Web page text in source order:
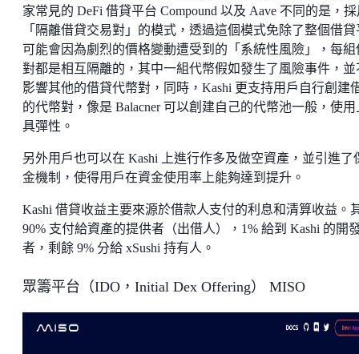
家常見的 DeFi 借貸平台 Compound 以及 Aave 不同的是，
「隔離借貸交易對」的模式，透過這個模式免除了整個借貸
可能會因為劇烈的價格變動遭受到的「系統性風險」，每組
對都是相互隔離的，其中一組代幣假如發生了風險事件，並
影響其他的借貸代幣對，同時，Kashi 更支持用戶自行創建
的代幣對，像是 Balacner 可以創建自己的代幣池一般，使用
具彈性。
另外用戶也可以在 Kashi 上進行作多及做空資產，並引進了
金機制，使得用戶在資金使用率上能夠達到提升。
Kashi 借貸收益主要來源於借款人支付的利息和清算收益。
90% 支付給資產的提供者（出借人），1% 給到 Kashi 的開
者，剩餘 9% 分給 xSushi 持有人。
眾籌平台（IDO，Initial Dex Offering） MISO